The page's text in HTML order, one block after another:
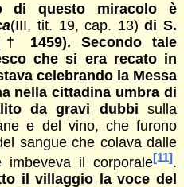
di questo miracolo è
(III, tit. 19, cap. 13)di S.
1459). Secondo tale
che si era recato in
celebrando la Messa
nella cittadina umbra di
da gravi dubbi sulla
e del vino, che furono
sangue che colava dalle
imbeveva il corporale[11].
il villaggio la voce del